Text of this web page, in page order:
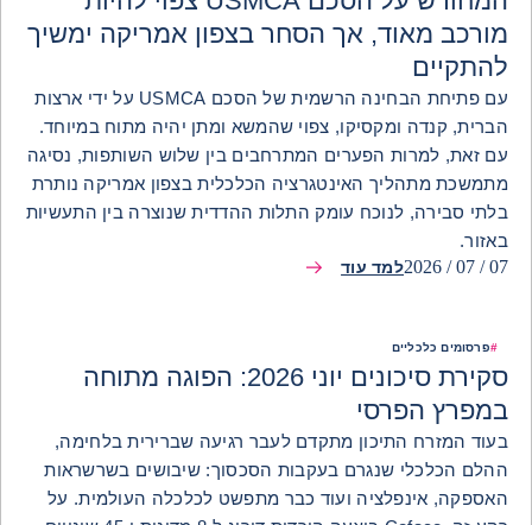
מורכב מאוד, אך הסחר בצפון אמריקה ימשיך
להתקיים
עם פתיחת הבחינה הרשמית של הסכם USMCA על ידי ארצות
הברית, קנדה ומקסיקו, צפוי שהמשא ומתן יהיה מתוח במיוחד.
עם זאת, למרות הפערים המתרחבים בין שלוש השותפות, נסיגה
מתמשכת מתהליך האינטגרציה הכלכלית בצפון אמריקה נותרת
בלתי סבירה, לנוכח עומק התלות ההדדית שנוצרה בין התעשיות
באזור.
07 / 07 / 2026
למד עוד
#פרסומים כלכליים
סקירת סיכונים יוני 2026: הפוגה מתוחה
במפרץ הפרסי
בעוד המזרח התיכון מתקדם לעבר רגיעה שברירית בלחימה,
ההלם הכלכלי שנגרם בעקבות הסכסוך: שיבושים בשרשראות
האספקה, אינפלציה ועוד כבר מתפשט לכלכלה העולמית. על